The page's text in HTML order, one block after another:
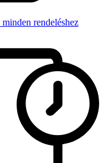
minden rendeléshez